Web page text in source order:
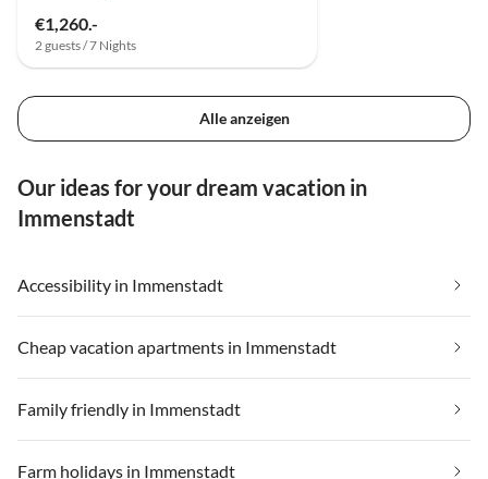
€1,260.-
2 guests / 7 Nights
Alle anzeigen
Our ideas for your dream vacation in
Immenstadt
Accessibility in Immenstadt
Cheap vacation apartments in Immenstadt
Family friendly in Immenstadt
Farm holidays in Immenstadt